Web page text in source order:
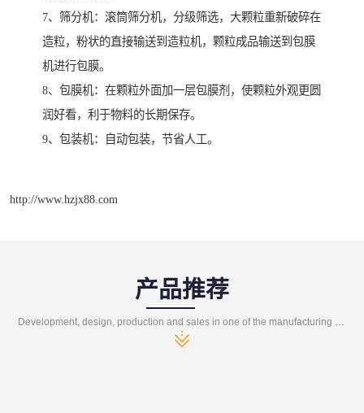
7、筛分机：滚筒筛分机，分级筛选，大颗粒重新破碎在
造粒，粉状的直接输送到造粒机，颗粒成品输送到包膜
机进行包膜。
8、包膜机：在颗粒外面加一层包膜剂，使颗粒外观更圆
润好看，利于物料的长期保存。
9、包装机：自动包装，节省人工。
http://www.hzjx88.com
产品推荐
Development, design, production and sales in one of the manufacturing enterprises